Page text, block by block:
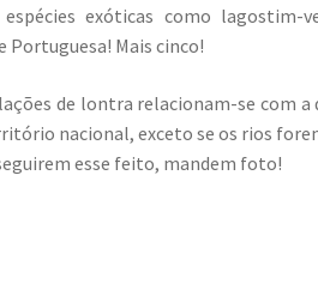
exóticas como
Portuguesa! Mais cinco!
de lontra relacionam-se com
nacional, exceto se os rios
esse feito, mandem foto!